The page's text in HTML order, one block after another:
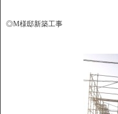
◎M様邸新築工事